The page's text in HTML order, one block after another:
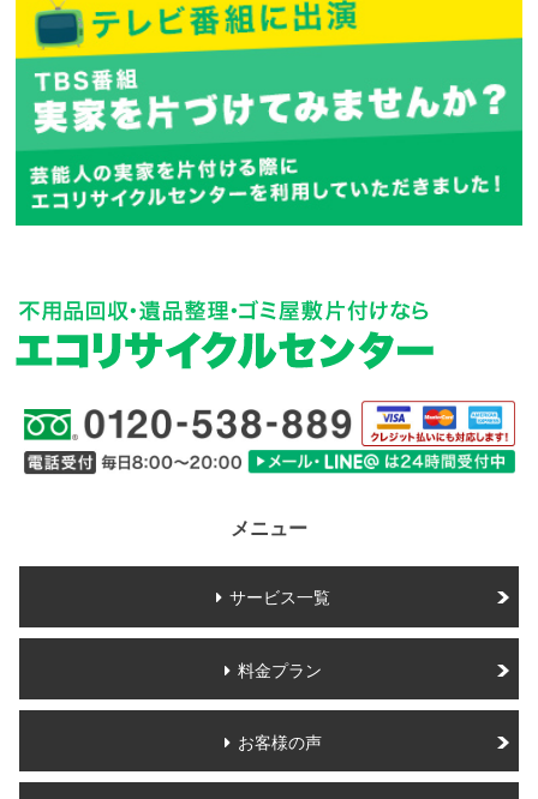
メニュー
サービス一覧
料金プラン
お客様の声